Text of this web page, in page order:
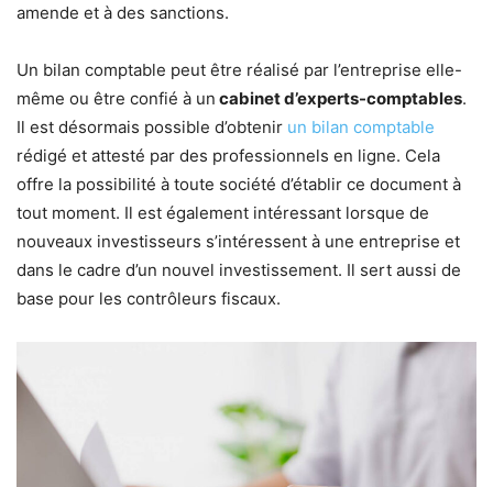
amende et à des sanctions.
Un bilan comptable peut être réalisé par l’entreprise elle-
même ou être confié à un cabinet d’experts-comptables.
Il est désormais possible d’obtenir un bilan comptable
rédigé et attesté par des professionnels en ligne. Cela
offre la possibilité à toute société d’établir ce document à
tout moment. Il est également intéressant lorsque de
nouveaux investisseurs s’intéressent à une entreprise et
dans le cadre d’un nouvel investissement. Il sert aussi de
base pour les contrôleurs fiscaux.